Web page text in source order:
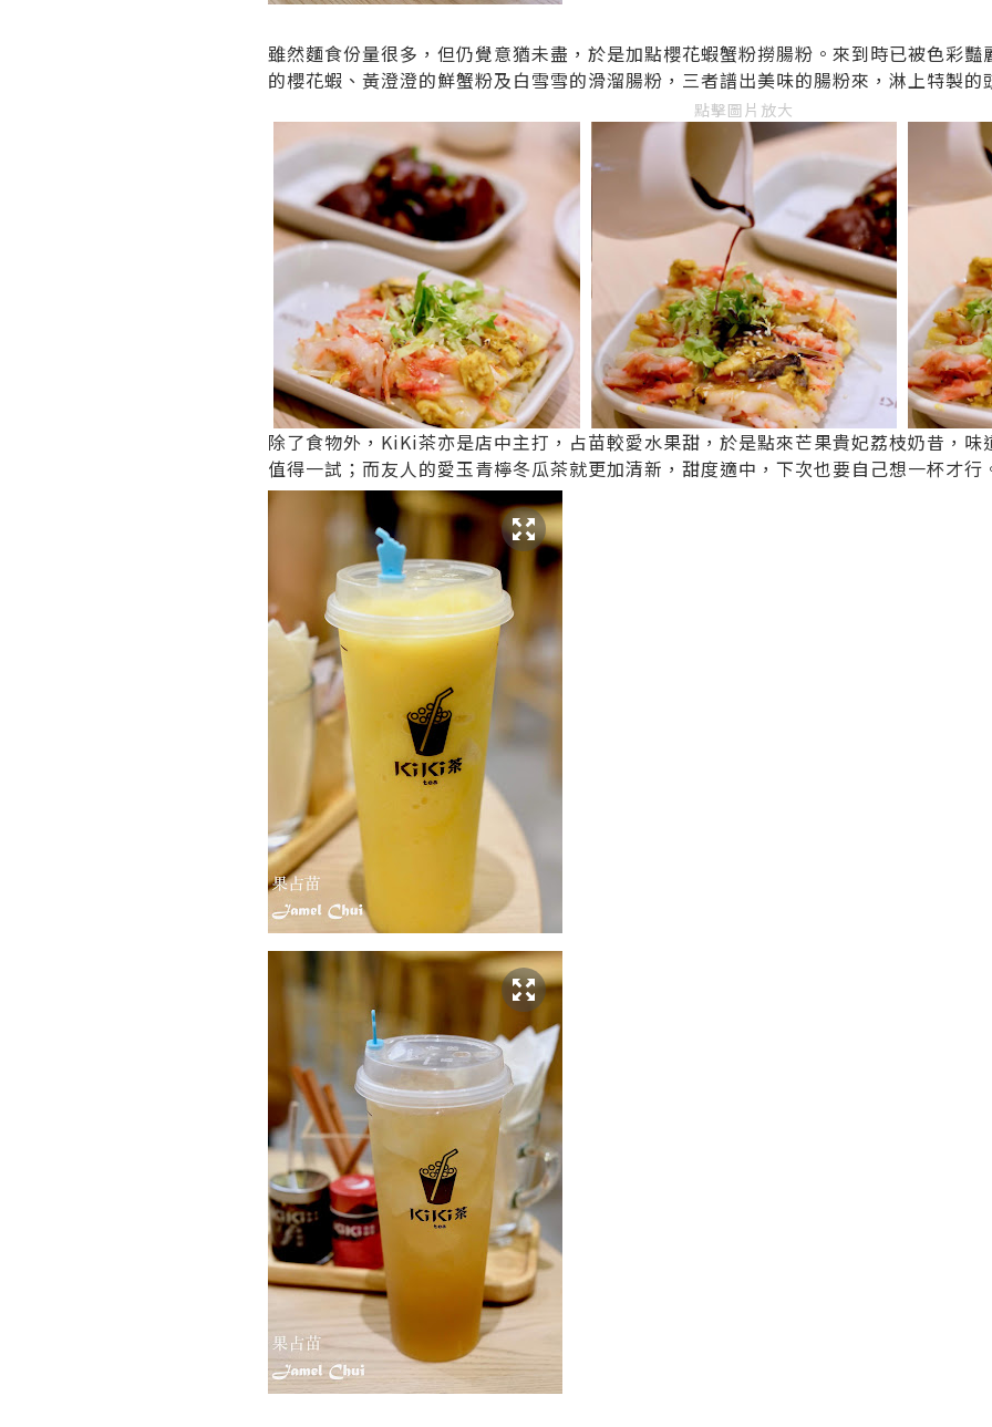
雖然麵食份量很多，但仍覺意猶未盡，於是加點櫻花蝦蟹粉撈腸粉。來到時已被色彩豔
的櫻花蝦、黃澄澄的鮮蟹粉及白雪雪的滑溜腸粉，三者譜出美味的腸粉來，淋上特製的
點擊圖片放大
除了食物外，KiKi茶亦是店中主打，占苗較愛水果甜，於是點來芒果貴妃荔枝奶昔，味
值得一試；而友人的愛玉青檸冬瓜茶就更加清新，甜度適中，下次也要自己想一杯才行